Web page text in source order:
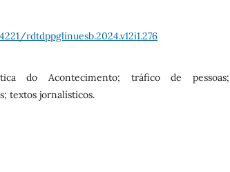
rdtdppglinuesb.2024.v12i1.276
do Acontecimento; tráfico de pessoas;
textos jornalísticos.